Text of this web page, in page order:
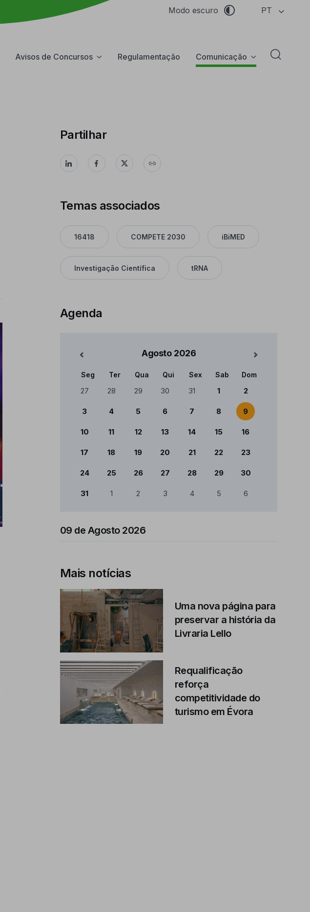
Modo escuro PT
Avisos de Concursos Regulamentação Comunicação Abrir
Partilhar
Temas associados
16418 COMPETE 2030 iBiMED
Investigação Científica tRNA
Agenda
Agosto 2026
Mês Anterior Mês Seguinte
Calendário
Seg Ter Qua Qui Sex Sab Dom
27 28 29 30 31 1 2
3 4 5 6 7 8 9
10 11 12 13 14 15 16
17 18 19 20 21 22 23
24 25 26 27 28 29 30
31 1 2 3 4 5 6
09 de Agosto 2026
Mais notícias
Uma nova página para
preservar a história da
Livraria Lello
Requalificação
reforça
competitividade do
turismo em Évora